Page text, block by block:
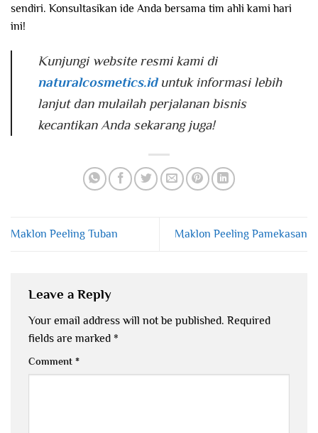
sendiri. Konsultasikan ide Anda bersama tim ahli kami hari
ini!
Kunjungi website resmi kami di
naturalcosmetics.iduntuk informasi lebih
lanjut dan mulailah perjalanan bisnis
kecantikan Anda sekarang juga!
Maklon Peeling Tuban Maklon Peeling Pamekasan
Leave a Reply
Your email address will not be published. Required
fields are marked *
Comment *